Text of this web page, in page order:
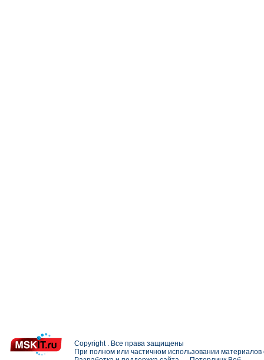
Copyright . Все права защищены
При полном или частичном использовании